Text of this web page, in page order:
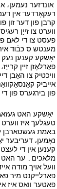
אונדזער נעמען،
רעקאָרדעד אין
קרבן פון דער זון
ווערט צו זייַן
פעסט צו די לאם
מענטש ס כּבֿוד
יאָשקע קענען נעק
פאַרלאָזן זיין
וויכטיק צו האָבן
אייביק
פון בירגערס פון די
יאָשקע האט
טעגלעך איז
באמת געשטארבן
נאָמען، דעריבער
קענען אין די
מלאכים۔ ער האט
וועל אויך מודה
פארלייקנט מיר
פאטער וואס איז אין